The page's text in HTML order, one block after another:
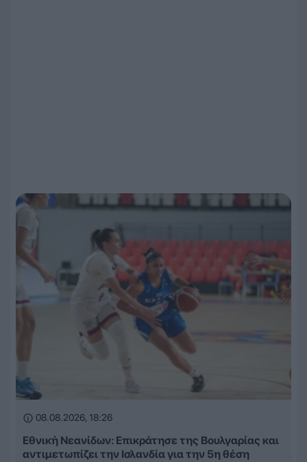
08.08.2026, 18:26
Εθνική Νεανίδων: Επικράτησε της Βουλγαρίας και
αντιμετωπίζει την Ισλανδία για την 5η θέση